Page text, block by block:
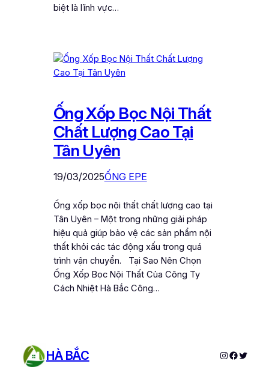
biệt là lĩnh vực…
Ống Xốp Bọc Nội Thất
Chất Lượng Cao Tại
Tân Uyên
19/03/2025ỐNG EPE
Ống xốp bọc nội thất chất lượng cao tại
Tân Uyên – Một trong những giải pháp
hiệu quả giúp bảo vệ các sản phẩm nội
thất khỏi các tác động xấu trong quá
trình vận chuyển. Tại Sao Nên Chọn
Ống Xốp Bọc Nội Thất Của Công Ty
Cách Nhiệt Hà Bắc Công…
HÀ BẮC Instagram
Twitter